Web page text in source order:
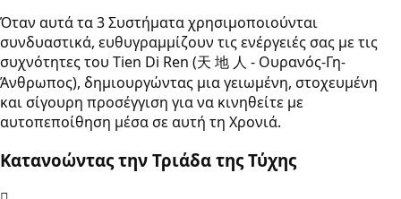
Όταν αυτά τα 3 Συστήματα χρησιμοποιούνται
συνδυαστικά, ευθυγραμμίζουν τις ενέργειές σας με τις
συχνότητες του Tien Di Ren (天 地 人 - Ουρανός-Γη-
Άνθρωπος), δημιουργώντας μια γειωμένη, στοχευμένη
και σίγουρη προσέγγιση για να κινηθείτε με
αυτοπεποίθηση μέσα σε αυτή τη Χρονιά.
Κατανοώντας την Τριάδα της Τύχης